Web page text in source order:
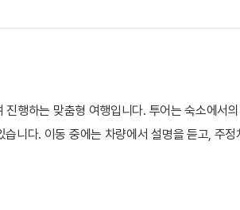
행하는 맞춤형 여행입니다. 투어는 숙소에서
니다. 이동 중에는 차량에서 설명을 듣고, 주